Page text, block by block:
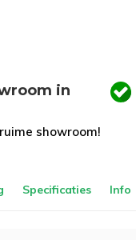
in
showroom!
Specificaties Info